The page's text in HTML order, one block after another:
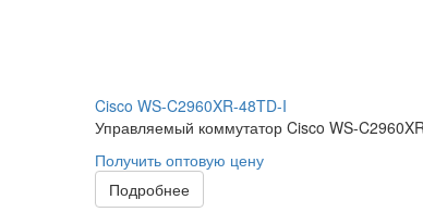
Cisco WS-C2960XR-48TD-I
Управляемый коммутатор Cisco WS-
Получить оптовую цену
Подробнее